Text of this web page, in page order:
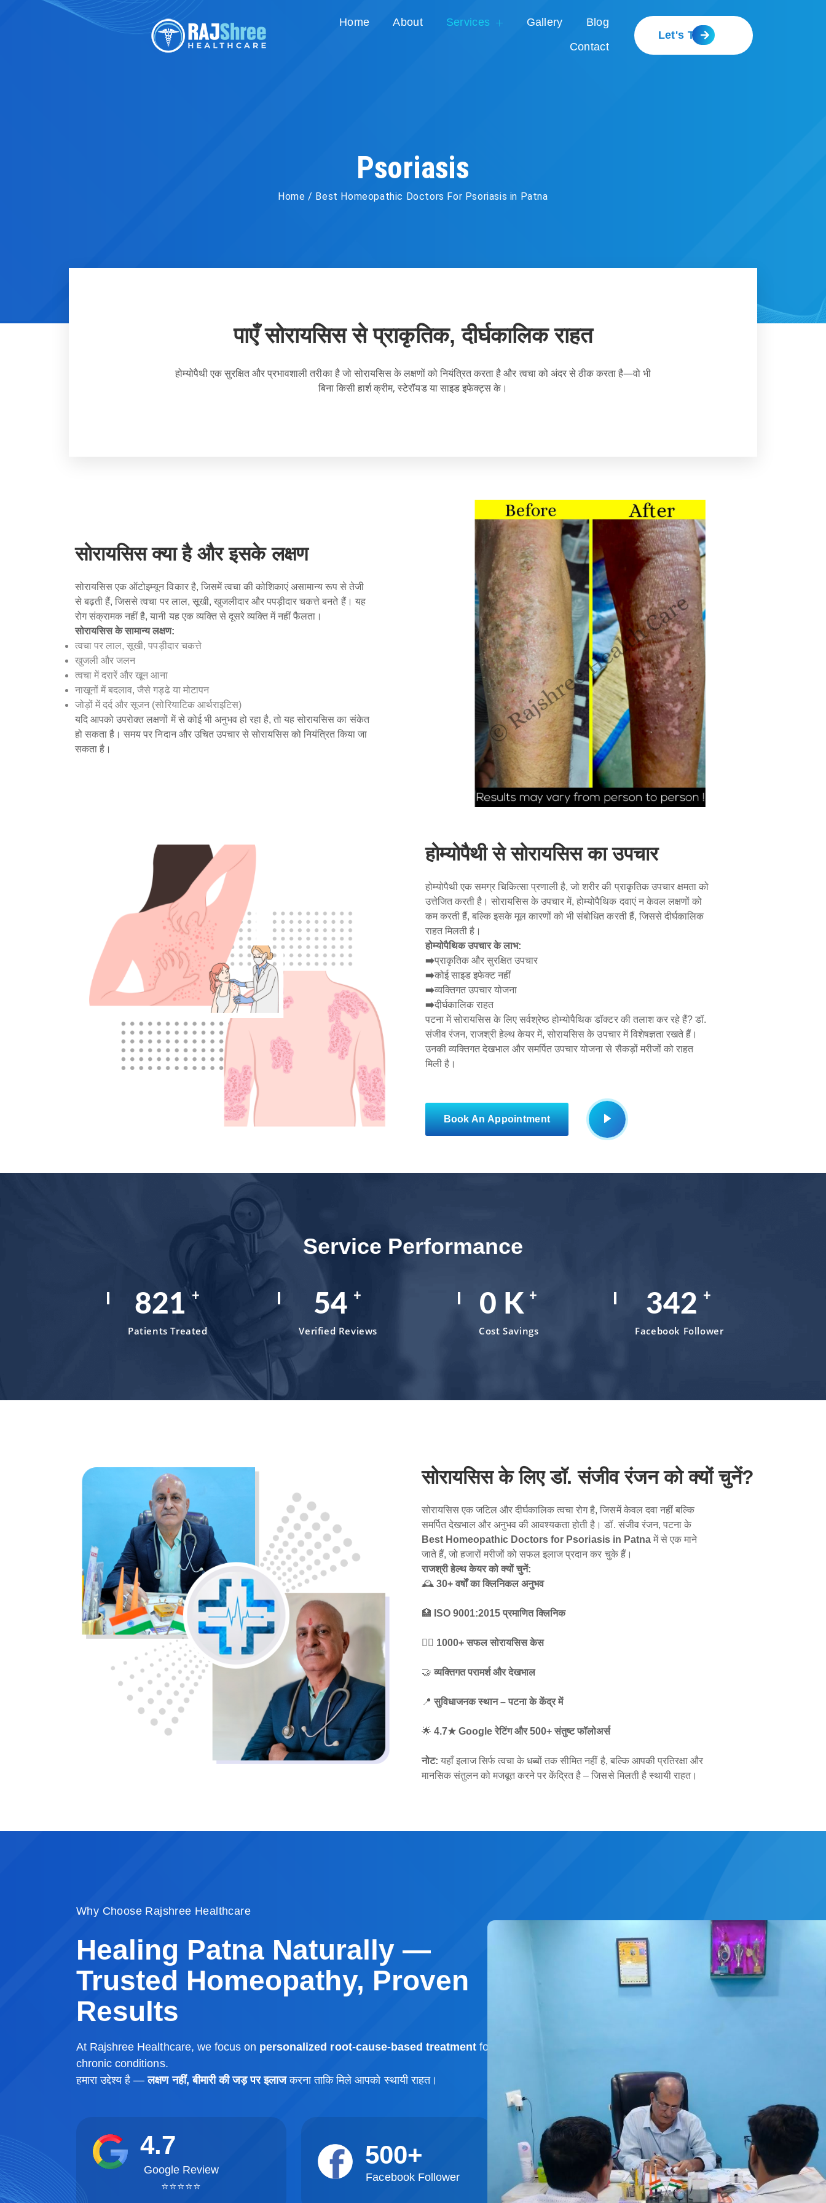
Home About Services Gallery
Blog
Contact
Let's Talk
Psoriasis
Home / Best Homeopathic Doctors For Psoriasis in Patna
पाएँ सोरायसिस से प्राकृतिक, दीर्घकालिक राहत
होम्योपैथी एक सुरक्षित और प्रभावशाली तरीका है जो सोरायसिस के लक्षणों को नियंत्रित करता है और त्वचा को अंदर से ठीक करता है—वो भी
बिना किसी हार्श क्रीम, स्टेरॉयड या साइड इफेक्ट्स के।
सोरायसिस क्या है और इसके लक्षण
सोरायसिस एक ऑटोइम्यून विकार है, जिसमें त्वचा की कोशिकाएं असामान्य रूप से तेजी
से बढ़ती हैं, जिससे त्वचा पर लाल, सूखी, खुजलीदार और पपड़ीदार चकत्ते बनते हैं। यह
रोग संक्रामक नहीं है, यानी यह एक व्यक्ति से दूसरे व्यक्ति में नहीं फैलता।
सोरायसिस के सामान्य लक्षण:
त्वचा पर लाल, सूखी, पपड़ीदार चकत्ते
खुजली और जलन
त्वचा में दरारें और खून आना
नाखूनों में बदलाव, जैसे गड्ढे या मोटापन
जोड़ों में दर्द और सूजन (सोरियाटिक आर्थराइटिस)
यदि आपको उपरोक्त लक्षणों में से कोई भी अनुभव हो रहा है, तो यह सोरायसिस का संकेत
हो सकता है। समय पर निदान और उचित उपचार से सोरायसिस को नियंत्रित किया जा
सकता है।
होम्योपैथी से सोरायसिस का उपचार
होम्योपैथी एक समग्र चिकित्सा प्रणाली है, जो शरीर की प्राकृतिक उपचार क्षमता को
उत्तेजित करती है। सोरायसिस के उपचार में, होम्योपैथिक दवाएं न केवल लक्षणों को
कम करती हैं, बल्कि इसके मूल कारणों को भी संबोधित करती हैं, जिससे दीर्घकालिक
राहत मिलती है।
होम्योपैथिक उपचार के लाभ:
➡️प्राकृतिक और सुरक्षित उपचार
➡️कोई साइड इफेक्ट नहीं
➡️व्यक्तिगत उपचार योजना
➡️दीर्घकालिक राहत
पटना में सोरायसिस के लिए सर्वश्रेष्ठ होम्योपैथिक डॉक्टर की तलाश कर रहे हैं? डॉ.
संजीव रंजन, राजश्री हेल्थ केयर में, सोरायसिस के उपचार में विशेषज्ञता रखते हैं।
उनकी व्यक्तिगत देखभाल और समर्पित उपचार योजना से सैकड़ों मरीजों को राहत
मिली है।
Book An Appointment
Service Performance
1,199
Patients Treated
79 +
Verified Reviews
0 K+
Cost Savings
499 +
Facebook Follower
सोरायसिस के लिए डॉ. संजीव रंजन को क्यों चुनें?
सोरायसिस एक जटिल और दीर्घकालिक त्वचा रोग है, जिसमें केवल दवा नहीं बल्कि
समर्पित देखभाल और अनुभव की आवश्यकता होती है। डॉ. संजीव रंजन, पटना के
Best Homeopathic Doctors for Psoriasis in Patnaमें से एक माने
जाते हैं, जो हजारों मरीजों को सफल इलाज प्रदान कर चुके हैं।
राजश्री हेल्थ केयर को क्यों चुनें:
🕰 30+ वर्षों का क्लिनिकल अनुभव
🏥 ISO 9001:2015 प्रमाणित क्लिनिक
👨‍⚕️ 1000+ सफल सोरायसिस केस
🤝व्यक्तिगत परामर्श और देखभाल
📍सुविधाजनक स्थान – पटना के केंद्र में
🌟 4.7★ Google रेटिंग और 500+ संतुष्ट फॉलोअर्स
नोट: यहाँ इलाज सिर्फ त्वचा के धब्बों तक सीमित नहीं है, बल्कि आपकी प्रतिरक्षा और
मानसिक संतुलन को मजबूत करने पर केंद्रित है – जिससे मिलती है स्थायी राहत।
Why Choose Rajshree Healthcare
Healing Patna Naturally —
Trusted Homeopathy, Proven
Results
At Rajshree Healthcare, we focus on personalized root-cause-based treatment for
chronic conditions.
हमारा उद्देश्य है —लक्षण नहीं, बीमारी की जड़ पर इलाजकरना ताकि मिले आपको स्थायी राहत।
4.7
Google Review
⭐⭐⭐⭐⭐
500+
Facebook Follower